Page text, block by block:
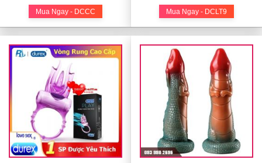
Mua Ngay - DCCC Mua Ngay - DCLT9